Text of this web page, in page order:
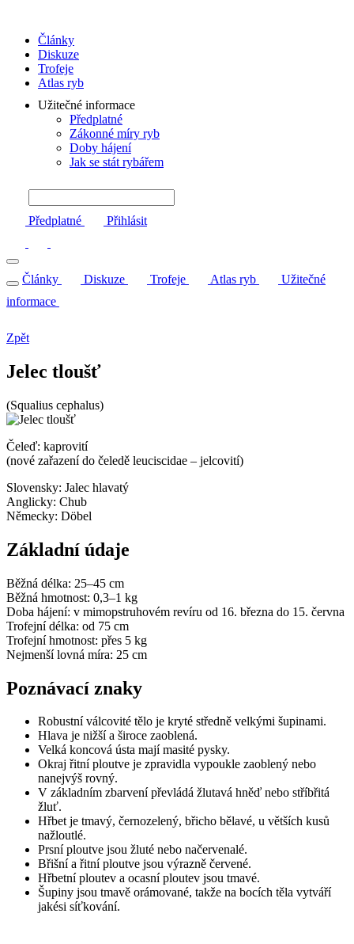
Články
Diskuze
Trofeje
Atlas ryb
Užitečné informace
Předplatné
Zákonné míry ryb
Doby hájení
Jak se stát rybářem
Předplatné Přihlásit
Články Diskuze Trofeje Atlas ryb
Užitečné
informace
Zpět
Jelec tloušť
(Squalius cephalus)
Čeleď: kaprovití
(nové zařazení do čeledě leuciscidae – jelcovití)
Slovensky: Jalec hlavatý
Anglicky: Chub
Německy: Döbel
Základní údaje
Běžná délka: 25–45 cm
Běžná hmotnost: 0,3–1 kg
Doba hájení: v mimopstruhovém revíru od 16. března do 15. června
Trofejní délka: od 75 cm
Trofejní hmotnost: přes 5 kg
Nejmenší lovná míra: 25 cm
Poznávací znaky
Robustní válcovité tělo je kryté středně velkými šupinami.
Hlava je nižší a široce zaoblená.
Velká koncová ústa mají masité pysky.
Okraj řitní ploutve je zpravidla vypoukle zaoblený nebo
nanejvýš rovný.
V základním zbarvení převládá žlutavá hněď nebo stříbřitá
žluť.
Hřbet je tmavý, černozelený, břicho bělavé, u větších kusů
nažloutlé.
Prsní ploutve jsou žluté nebo načervenalé.
Břišní a řitní ploutve jsou výrazně červené.
Hřbetní ploutev a ocasní ploutev jsou tmavé.
Šupiny jsou tmavě orámované, takže na bocích těla vytváří
jakési síťkování.